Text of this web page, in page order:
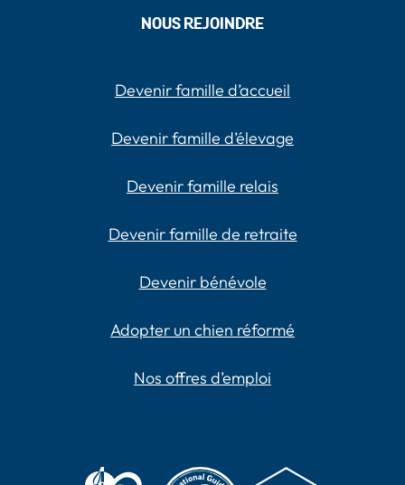
NOUS REJOINDRE
Devenir famille d’accueil
Devenir famille d’élevage
Devenir famille relais
Devenir famille de retraite
Devenir bénévole
Adopter un chien réformé
Nos offres d’emploi